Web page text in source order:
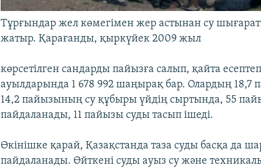
Тұрғындар жел көмегімен жер астынан су
жатыр. Қарағанды, қыркүйек 2009 жыл
көрсетілген сандарды пайызға салып, қайта
ауылдарында 1 678 992 шаңырақ бар. Олардың 18,7
14,2 пайызының су құбыры үйдің сыртында, 55
пайдаланады, 11 пайызы суды тасып ішеді.
Өкінішке қарай, Қазақстанда таза суды басқа да
пайдаланады. Өйткені суды ауыз су және